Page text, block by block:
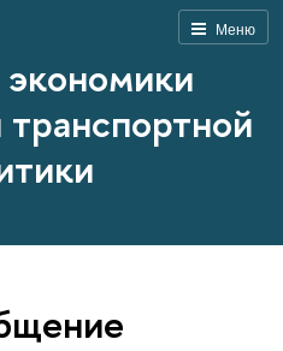
Меню